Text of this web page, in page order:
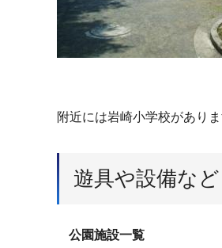
附近には岩崎小学校がありま
遊具や設備など
公園施設一覧